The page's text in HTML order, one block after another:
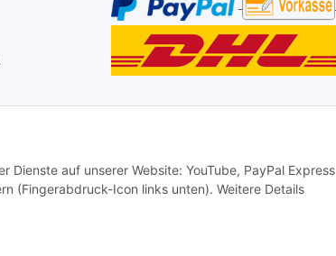
Dienste auf unserer Website: YouTube, PayPal Express
(Fingerabdruck-Icon links unten). Weitere Details